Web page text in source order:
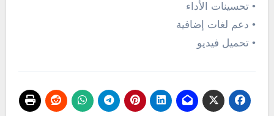
• تحسينات الأداء
• دعم لغات إضافية
•تحميل فيديو